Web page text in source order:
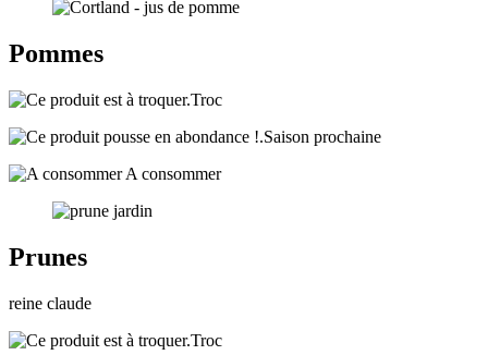
Pommes
Troc
Saison prochaine
A consommer
Prunes
reine claude
Troc